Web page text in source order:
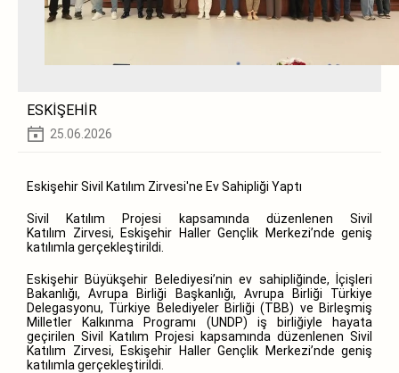
ESKİŞEHİR
25.06.2026
Eskişehir Sivil Katılım Zirvesi'ne Ev Sahipliği Yaptı
Sivil Katılım Projesi kapsamında düzenlenen Sivil
Katılım Zirvesi, Eskişehir Haller Gençlik Merkezi’nde geniş
katılımla gerçekleştirildi.
Eskişehir Büyükşehir Belediyesi’nin ev sahipliğinde, İçişleri
Bakanlığı, Avrupa Birliği Başkanlığı, Avrupa Birliği Türkiye
Delegasyonu, Türkiye Belediyeler Birliği (TBB) ve Birleşmiş
Milletler Kalkınma Programı (UNDP) iş birliğiyle hayata
geçirilen Sivil Katılım Projesi kapsamında düzenlenen Sivil
Katılım Zirvesi, Eskişehir Haller Gençlik Merkezi’nde geniş
katılımla gerçekleştirildi.